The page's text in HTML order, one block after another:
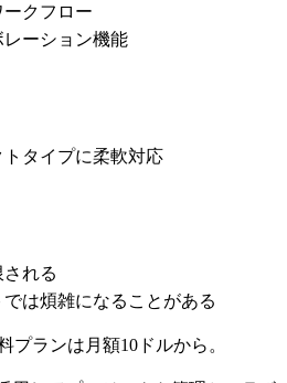
クフロー
レーション機能
タイプに柔軟対応
れる
は煩雑になることがある
プランは月額10ドルから。